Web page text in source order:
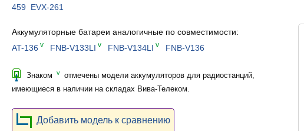
459 EVX-261
Аккумуляторные батареи аналогичные по совместимости:
AT-136 v FNB-V133LI v FNB-V134LI v FNB-V136
Знаком v отмечены модели аккумуляторов для радиостанций,
имеющиеся в наличии на складах Вива-Телеком.
Добавить модель к сравнению